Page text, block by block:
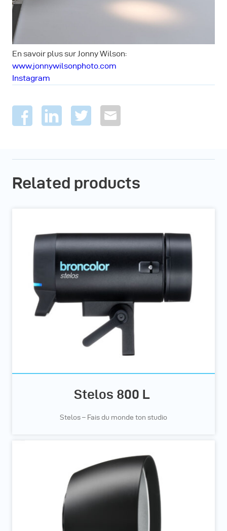
En savoir plus sur Jonny Wilson:
www.jonnywilsonphoto.com
Instagram
Related products
Stelos 800 L
Stelos – Fais du monde ton studio